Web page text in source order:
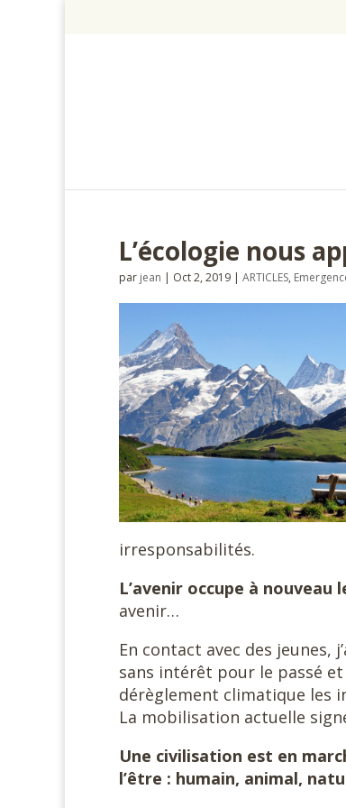
L’écologie nous
par jean | Oct 2, 2019 | ARTICLES,
irresponsabilités.
L’avenir occupe à nouveau
avenir…
En contact avec des
sans intérêt pour le passé
dérèglement climatique les
La mobilisation actuelle
Une civilisation est en
l’être : humain, animal,